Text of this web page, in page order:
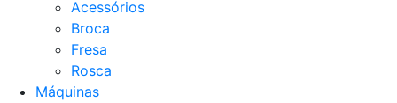
Acessórios
Broca
Fresa
Rosca
Máquinas